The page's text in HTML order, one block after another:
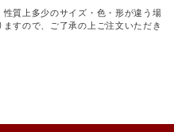
質上多少のサイズ・色・形が違う場
すので、ご了承の上ご注文いただき